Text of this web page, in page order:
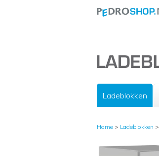
Ladeblokken
Home > Ladeblokken >